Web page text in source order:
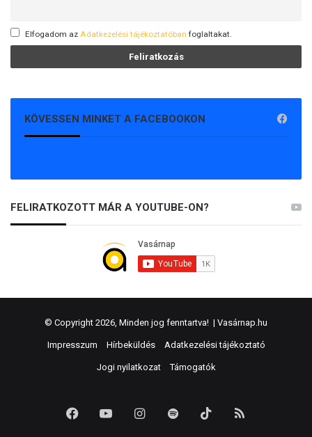
Elfogadom az Adatkezelési tájékoztatóban foglaltakat.
KÖVESSEN MINKET A FACEBOOKON
FELIRATKOZOTT MÁR A YOUTUBE-ON?
© Copyright 2026, Minden jog fenntartva! | Vasárnap.hu
Impresszum Hírbeküldés Adatkezelési tájékoztató
Jogi nyilatkozat Támogatók
FacebookYouTubeInstagram
Spotify TikTok